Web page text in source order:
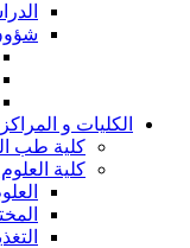
الكليات و المراكز
كلية طب
كلية